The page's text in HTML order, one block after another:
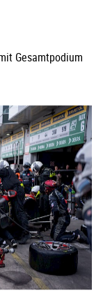
Gesamtpodium